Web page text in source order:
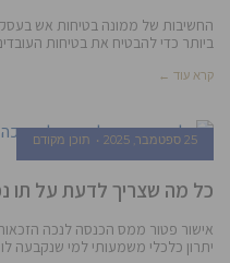
החשיבות של ממונה בטיחות אש בעסק
ביותר כדי להבטיח את בטיחות
קרא עוד ←
25 ספטמבר, 2025 תוכן מקודם
כל מה שצריך לדעת על תו
אישור פטור ממס הכנסה לנכה
יתרון כלכלי משמעותי למי שנקבעה